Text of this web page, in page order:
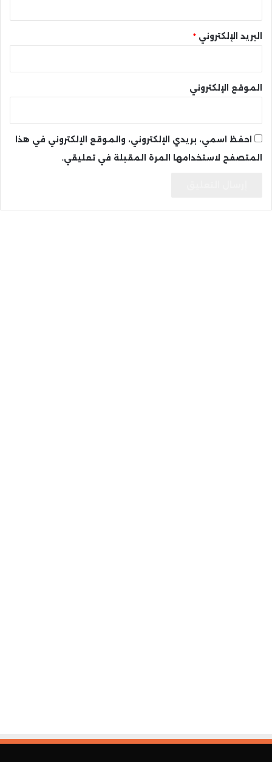
البريد الإلكتروني *
الموقع الإلكتروني
احفظ اسمي، بريدي الإلكتروني، والموقع الإلكتروني في هذا
المتصفح لاستخدامها المرة المقبلة في تعليقي.